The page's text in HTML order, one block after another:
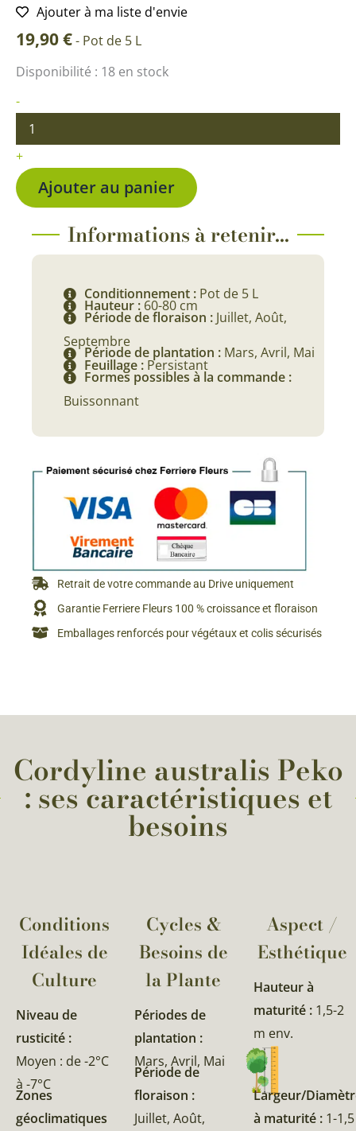
Ajouter à ma liste d'envie
19,90€- Pot de 5 L
Disponibilité : 18 en stock
-
quantité
Cordyline
australis
Peko
+
Ajouter au panier
Informations à retenir...
Conditionnement : Pot de 5 L
Hauteur : 60-80 cm
Période de floraison : Juillet, Août,
Septembre
Période de plantation : Mars, Avril, Mai
Feuillage : Persistant
Formes possibles à la commande :
Buissonnant
Retrait de votre commande au Drive uniquement
Garantie Ferriere Fleurs 100 % croissance et floraison
Emballages renforcés pour végétaux et colis sécurisés
Cordyline australis Peko
: ses caractéristiques et
besoins
Conditions
Idéales de
Culture
Niveau de
rusticité :
Moyen : de -2°C
à -7°C
Zones
géoclimatiques
Cycles &
Besoins de
la Plante​
Périodes de
plantation :
Mars, Avril, Mai
Période de
floraison :
Juillet, Août,
Aspect /
Esthétique
Hauteur à
maturité : 1,5-2
m env.
Largeur/
à maturité : 1-1,5